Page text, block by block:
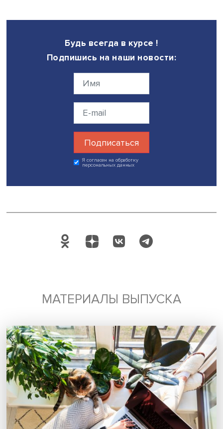
стабилизации государственного управления
антикризисных инноваций и создания региональных
коалиций, а в долгосрочной — реформирования
международных организаций совместными усилиями
развивающихся стран.
В течение двух дней международной научной
эксперты успели обсудить огромное количество тем,
касающихся восточных стран и их взаимодействия с
остальным миром. Так, прошли секции, посвященные
актуальным вопросам арабской филологии,
истории государств и народов Ближнего Востока в
безопасности на Ближнем Востоке, отношениям Ирана,
российско-японских отношений, а также сибиризации
Марина Полякова
Будь всегда в курсе !
Подпишись на наши новости: